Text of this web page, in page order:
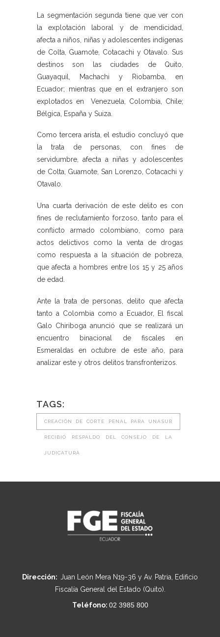
La segmentación segunda tiene que ver con
la explotación laboral y de mendicidad,
afecta a niños, niñas y adolescentes indígenas
de Colta, Guamote, Cotacachi y Otavalo. Sus
destinos son las ciudades de Quito,
Guayaquil, Machachi y Riobamba, en
Ecuador; mientras que en el extranjero son
explotados en Venezuela, Colombia, Chile;
Bélgica, España y Suiza.
Como tercera arista, el estudio concluyó que
la trata de personas, con fines de
servidumbre, afecta a niñas y adolescentes
de Colta, Guamote, San Lorenzo, Cotacachi y
Otavalo.
Una cuarta derivación de este delito es con
fines de reclutamiento forzoso, tanto para el
conflicto armado colombiano, como para
actos delictivos como la venta de drogas
como respuesta a la situación de pobreza,
que afecta a hombres entre los 15 y 25 años
de edad.
Ante la trata de personas, delito que afecta
tanto a Colombia como a Ecuador, El fiscal
Galo Chiriboga anunció que se realizará un
encuentro binacional de fiscales en
Esmeraldas en octubre de este año, para
analizar este y otros delitos transfronterizos.
TAGS:
CREACIÓN DE CORTE PENAL PARA UNASUR
RECIBIÓ RESPALDO DEL CONSEJO DE LA
JUDICATURA
Dirección: Juan León Mera N19-36 y Av. Patria, Edificio
Fiscalía General del Estado (Quito).
Teléfono: 02 3985 800